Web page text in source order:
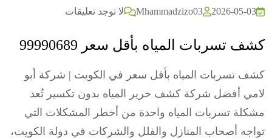
2026-05-03
Mhammadzizo03 لا توجد تعليقات
كشف تسربات المياه بأقل سعر 99990689
كشف تسربات المياه بأقل سعر في الكويت | شركة أبو
لامي أفضل شركة كشف خرير المياه بدون تكسير تُعد
مشكلة تسربات المياه واحدة من أخطر المشكلات التي
تواجه أصحاب المنازل والفلل والشركات في دولة الكويت،